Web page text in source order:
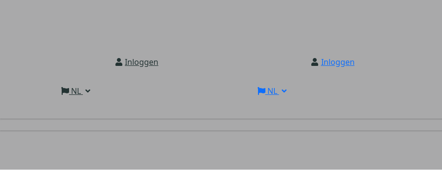
Inloggen
NL
Inloggen
NL